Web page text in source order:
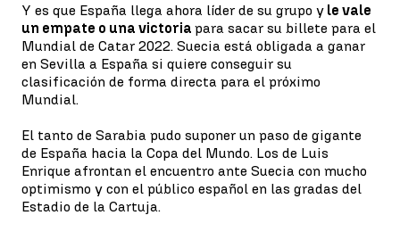
Y es que España llega ahora líder de su grupo y le vale
un empate o una victoria para sacar su billete para el
Mundial de Catar 2022. Suecia está obligada a ganar
en Sevilla a España si quiere conseguir su
clasificación de forma directa para el próximo
Mundial.
El tanto de Sarabia pudo suponer un paso de gigante
de España hacia la Copa del Mundo. Los de Luis
Enrique afrontan el encuentro ante Suecia con mucho
optimismo y con el público español en las gradas del
Estadio de la Cartuja.